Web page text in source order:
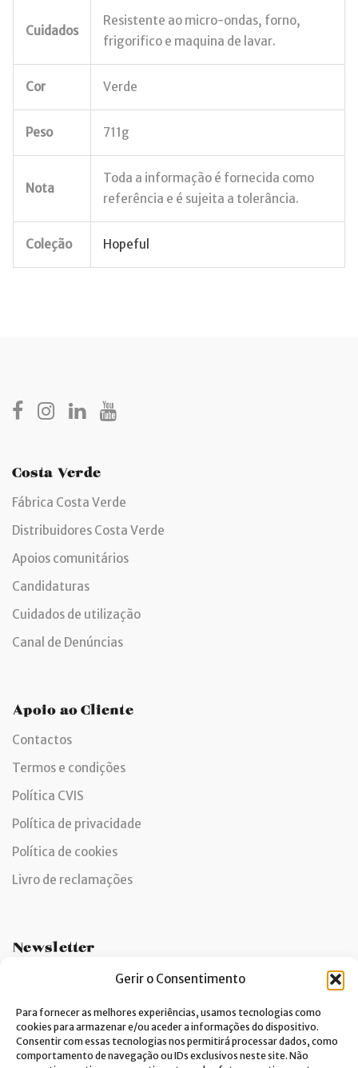
Gerir o Consentimento
Para fornecer as melhores experiências, usamos tecnologias como
cookies para armazenar e/ou aceder a informações do dispositivo.
Consentir com essas tecnologias nos permitirá processar dados, como
comportamento de navegação ou IDs exclusivos neste site. Não
Cuidados
Resistente ao micro-ondas, forno,
frigorifico e maquina de lavar.
Cor Verde
Peso 711g
Nota
Toda a informação é fornecida como
referência e é sujeita a tolerância.
Coleção Hopeful
Costa Verde
Fábrica Costa Verde
Distribuidores Costa Verde
Apoios comunitários
Candidaturas
Cuidados de utilização
Canal de Denúncias
Apoio ao Cliente
Contactos
Termos e condições
Política CVIS
Política de privacidade
Política de cookies
Livro de reclamações
Newsletter
Dou consentimento ao tratamento de dados e aceito a
política de privacidade.*
A Costa Verde está comprometida com a implementação do RGPD. Para